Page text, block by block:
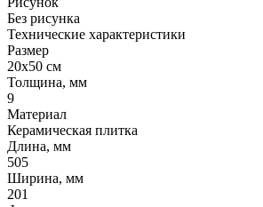
Без рисунка
Технические характеристики
Размер
20x50 см
Толщина, мм
9
Материал
Керамическая плитка
Длина, мм
505
Ширина, мм
201